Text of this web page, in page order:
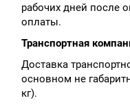
рабочих дней после
оплаты.
Транспортная
Доставка
основном не
кг).